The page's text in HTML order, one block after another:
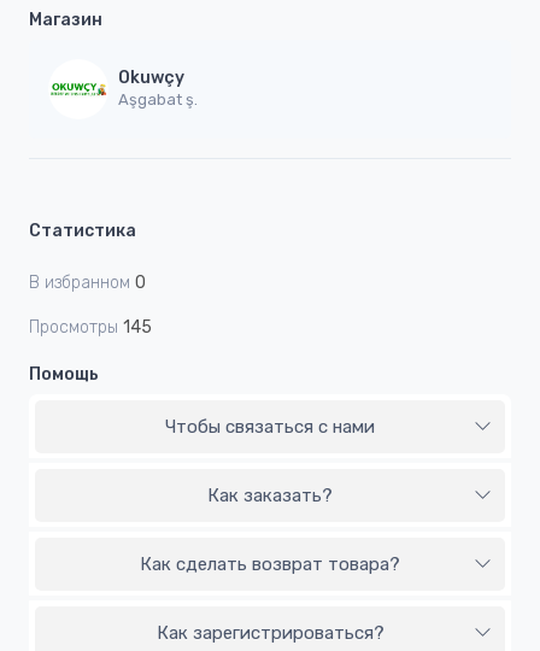
Магазин
Okuwçy
Aşgabat ş.
Статистика
В избранном 0
Просмотры 145
Помощь
Чтобы связаться с нами
Как заказать?
Как сделать возврат товара?
Как зарегистрироваться?